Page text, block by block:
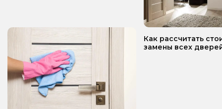
Как рассчитать
замены всех